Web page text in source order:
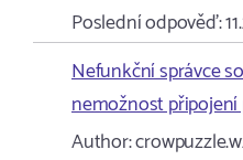
Poslední odpověď:
Nefunkční správce
nemožnost připojení
Author: